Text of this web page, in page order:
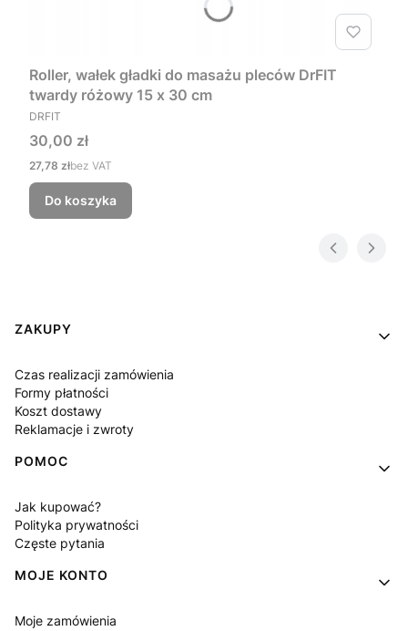
Roller, wałek gładki do masażu pleców DrFIT
twardy różowy 15 x 30 cm
PRODUCENT
DRFIT
Cena
30,00 zł
Cena
27,78 złbez VAT
Do koszyka
Linki w stopce
ZAKUPY
Czas realizacji zamówienia
Formy płatności
Koszt dostawy
Reklamacje i zwroty
POMOC
Jak kupować?
Polityka prywatności
Częste pytania
MOJE KONTO
Moje zamówienia